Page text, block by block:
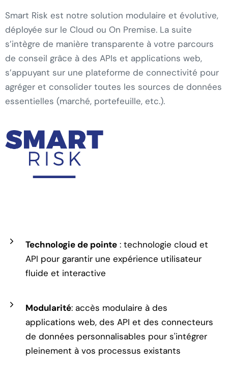
Smart Risk est notre solution modulaire et évolutive,
déployée sur le Cloud ou On Premise. La suite
s’intègre de manière transparente à votre parcours
de conseil grâce à des APIs et applications web,
s’appuyant sur une plateforme de connectivité pour
agréger et consolider toutes les sources de données
essentielles (marché, portefeuille, etc.).
Technologie de pointe : technologie cloud et
API pour garantir une expérience utilisateur
fluide et interactive
Modularité: accès modulaire à des
applications web, des API et des connecteurs
de données personnalisables pour s'intégrer
pleinement à vos processus existants